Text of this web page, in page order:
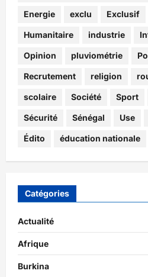
Energie exclu Exclusif
Humanitaire industrie
Opinion pluviométrie
Recrutement religion
scolaire Société Sport
Sécurité Sénégal Use
Édito éducation nationale
Catégories
Actualité
Afrique
Burkina